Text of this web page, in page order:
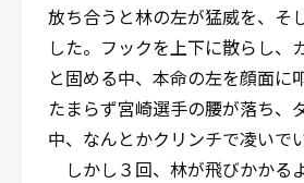
放ち合うと林の左が猛威を、そ
した。フックを上下に散らし、
と固める中、本命の左を顔面に
たまらず宮崎選手の腰が落ち、
中、なんとかクリンチで凌いで
しかし３回、林が飛びかかる